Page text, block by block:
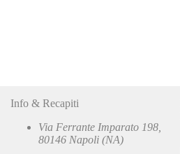
Info & Recapiti
Via Ferrante Imparato 198,
80146 Napoli (NA)